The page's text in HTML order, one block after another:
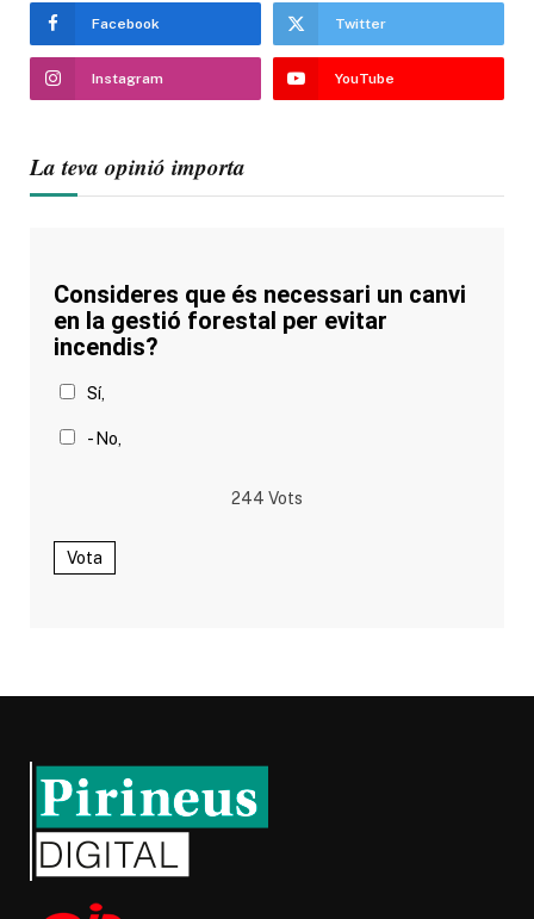
Facebook Twitter
Instagram YouTube
La teva opinió importa
Consideres que és necessari un canvi
en la gestió forestal per evitar
incendis?
Sí,
- No,
244 Vots
Vota